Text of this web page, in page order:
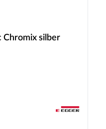
Chromix silber